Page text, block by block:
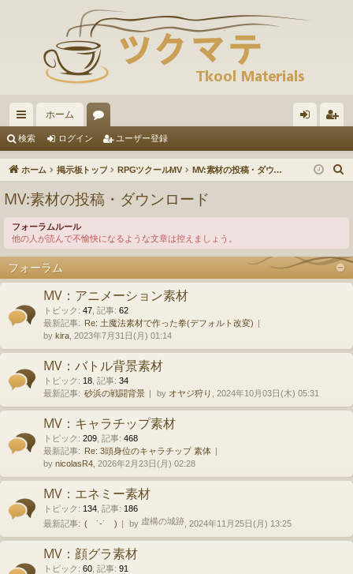
イ
ッ
ン
ク
ホーム
ー
ム
イ ザ
検索 ログイン ユーザー登録
ホーム 掲示板トップ RPGツクールMV MV:素材の投稿・ダウンロード
MV:素材の投稿・ダウンロード
フォーラムルール
他の人が読んで不愉快になるような文章は控えましょう。
フォーラム
MV：アニメーション素材
トピック : 47 記事: 62
最新記事: Re: 土魔法素材で作った拳(デフォルト改変)
by kira , 2023年7月31日(月) 01:14
MV：バトル背景素材
トピック : 18 記事: 34
最新記事: 砂浜の戦闘背景 by オヤジ狩り , 2024年10月03日(木) 05:31
MV：キャラチップ素材
トピック : 209 記事: 468
最新記事: Re: 3頭身位のキャラチップ 素体
by nicolasR4 , 2026年2月23日(月) 02:28
MV：エネミー素材
トピック : 134 記事: 186
最新記事: ( ˙-˙ ) by 虚構の城跡 , 2024年11月25日(月) 13:25
MV：顔グラ素材
トピック : 60 記事: 91